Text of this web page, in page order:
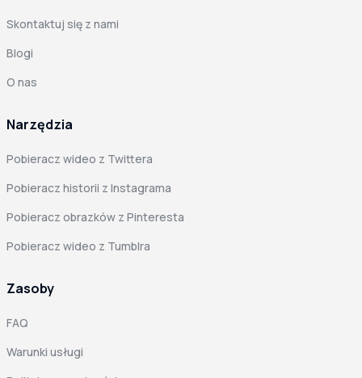
Skontaktuj się z nami
Blogi
O nas
Narzędzia
Pobieracz wideo z Twittera
Pobieracz historii z Instagrama
Pobieracz obrazków z Pinteresta
Pobieracz wideo z Tumblra
Zasoby
FAQ
Warunki usługi